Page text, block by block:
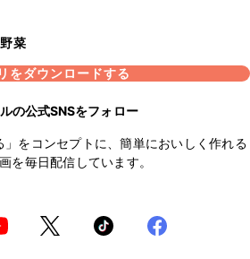
菜
をダウンロードする
の公式SNSをフォロー
」をコンセプトに、簡単においしく作れる
を毎日配信しています。